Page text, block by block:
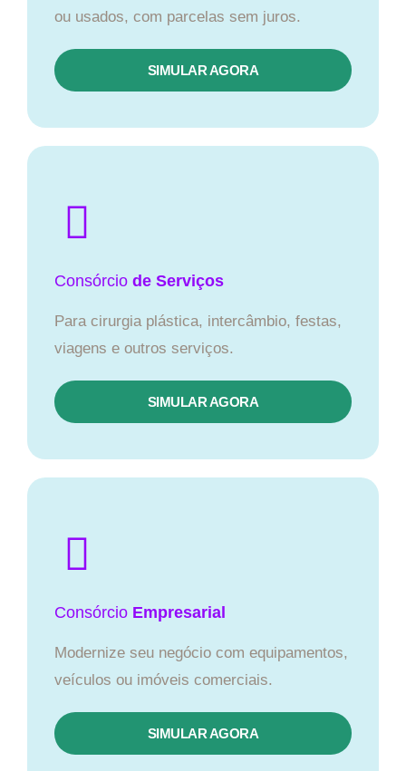
ou usados, com parcelas sem juros.
SIMULAR AGORA
Consórcio de Serviços
Para cirurgia plástica, intercâmbio, festas,
viagens e outros serviços.
SIMULAR AGORA
Consórcio Empresarial
Modernize seu negócio com equipamentos,
veículos ou imóveis comerciais.
SIMULAR AGORA